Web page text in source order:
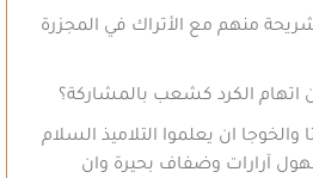
منهم مع الأتراك في المجزرة
اتهام الكرد كشعب بالمشاركة؟
والخوجا ان يعلموا التلاميذ السلام
آرارات وضفاف بحيرة وان